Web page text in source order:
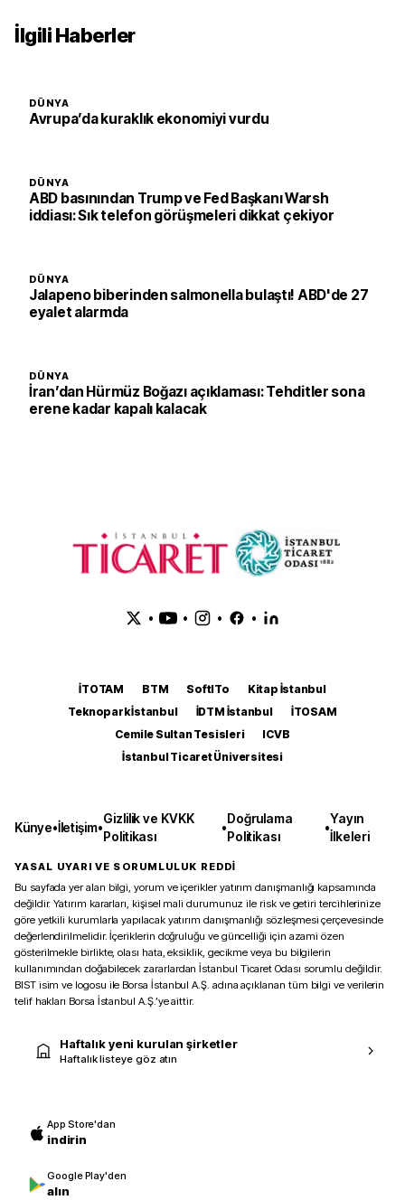
İlgili Haberler
DÜNYA
Avrupa’da kuraklık ekonomiyi vurdu
DÜNYA
ABD basınından Trump ve Fed Başkanı Warsh
iddiası: Sık telefon görüşmeleri dikkat çekiyor
DÜNYA
Jalapeno biberinden salmonella bulaştı! ABD'de 27
eyalet alarmda
DÜNYA
İran’dan Hürmüz Boğazı açıklaması: Tehditler sona
erene kadar kapalı kalacak
• • • •
İTOTAM BTM SoftITo
Kitap İstanbul
Teknopark İstanbul
İDTM İstanbul
İTOSAM
Cemile Sultan Tesisleri
ICVB
İstanbul Ticaret Üniversitesi
Künye•İletişim•
Gizlilik ve KVKK
Politikası
•
Doğrulama
Politikası
•
Yayın
İlkeleri
YASAL UYARI VE SORUMLULUK REDDİ
Bu sayfada yer alan bilgi, yorum ve içerikler yatırım danışmanlığı kapsamında
değildir. Yatırım kararları, kişisel mali durumunuz ile risk ve getiri tercihlerinize
göre yetkili kurumlarla yapılacak yatırım danışmanlığı sözleşmesi çerçevesinde
değerlendirilmelidir. İçeriklerin doğruluğu ve güncelliği için azami özen
gösterilmekle birlikte, olası hata, eksiklik, gecikme veya bu bilgilerin
kullanımından doğabilecek zararlardan İstanbul Ticaret Odası sorumlu değildir.
BIST isim ve logosu ile Borsa İstanbul A.Ş. adına açıklanan tüm bilgi ve verilerin
telif hakları Borsa İstanbul A.Ş.’ye aittir.
Haftalık yeni kurulan şirketler
Haftalık listeye göz atın
App Store'dan
indirin
Google Play'den
alın